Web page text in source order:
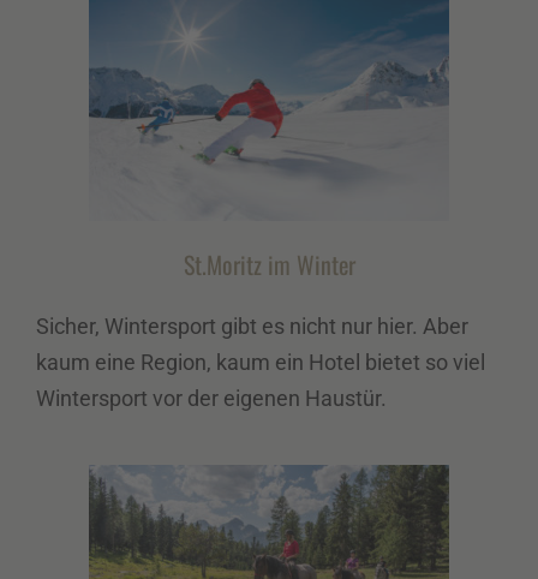
St.Moritz im Winter
Sicher, Wintersport gibt es nicht nur hier. Aber
kaum eine Region, kaum ein Hotel bietet so viel
Wintersport vor der eigenen Haustür.